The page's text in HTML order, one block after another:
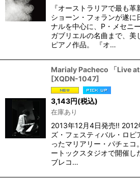
『オーストラリアで最も革
ショーン・フォランが遂に
ナルを中心に、P・メセニ
ガブリエルの名曲まで、美
ピアノ作品。 『オ…
Marialy Pacheco 「Live at
[XQDN-1047]
3,143円(税込)
在庫あり
2013年12月4日発売!! 2012
ズ・フェスティバル・ロピ
ったマリアリー・パチェコ
ートックスタジオで開催し
ブレコ…